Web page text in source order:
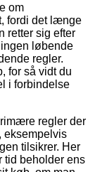
om
fordi det længe
retter sig efter
løbende
regler.
for så vidt du
i forbindelse
regler der
eksempelvis
tilsikrer. Her
tid beholder ens